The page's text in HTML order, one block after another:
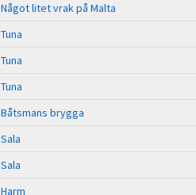
Något litet vrak på Malta
Tuna
Tuna
Tuna
Båtsmans brygga
Sala
Sala
Harm